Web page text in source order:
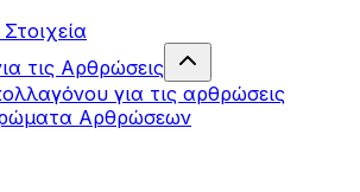
τις Αρθρώσεις
για τις αρθρώσεις
Αρθρώσεων